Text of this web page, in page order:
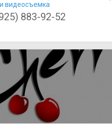
видеосъемка
883-92-52